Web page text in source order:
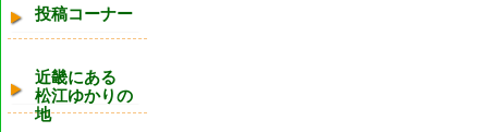
投稿コーナー
近畿にある
松江ゆかりの
地